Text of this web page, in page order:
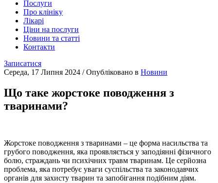
Послуги
Про клініку
Лікарі
Ціни на послуги
Новини та статті
Контакти
Записатися
Середа, 17 Липня 2024 /Опубліковано в Новини
Що таке жорстоке поводження з
тваринами?
Жорстоке поводження з тваринами – це форма насильства та
грубого поводження, яка проявляється у заподіянні фізичного
болю, страждань чи психічних травм тваринам. Це серйозна
проблема, яка потребує уваги суспільства та законодавчих
органів для захисту тварин та запобігання подібним діям.